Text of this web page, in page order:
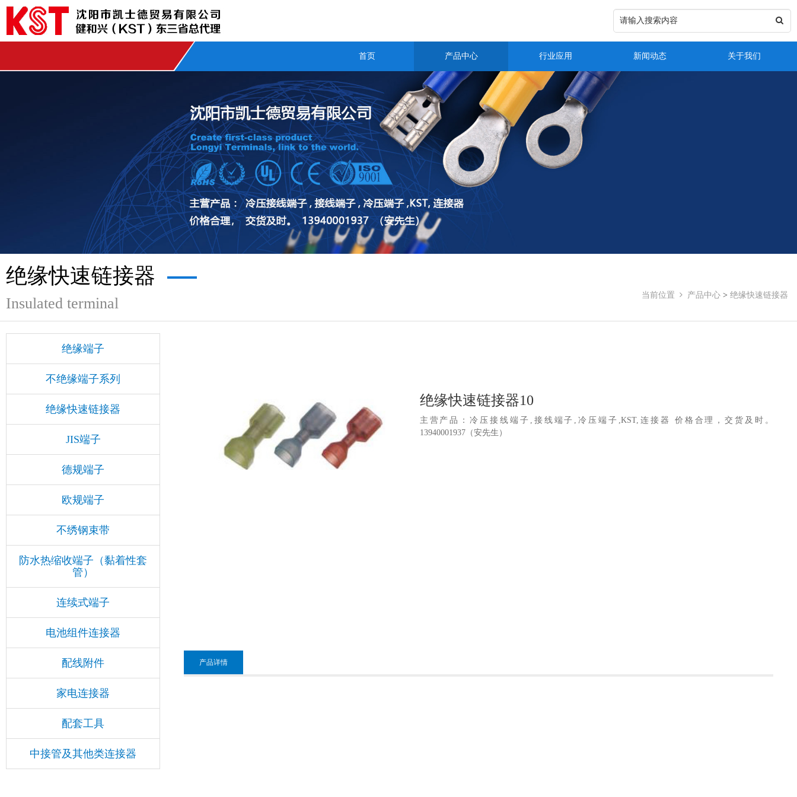
首页 产品中心 行业应用 新闻动态 关于我们
绝缘快速链接器
Insulated terminal 当前位置 产品中心 > 绝缘快速链接器
绝缘端子
不绝缘端子系列
绝缘快速链接器
JIS端子
德规端子
欧规端子
不绣钢束带
防水热缩收端子（黏着性套
管）
连续式端子
电池组件连接器
配线附件
家电连接器
配套工具
中接管及其他类连接器
绝缘快速链接器10
主营产品：冷压接线端子,接线端子,冷压端子,KST,连接器 价格合理，交货及时。
13940001937（安先生）
产品详情